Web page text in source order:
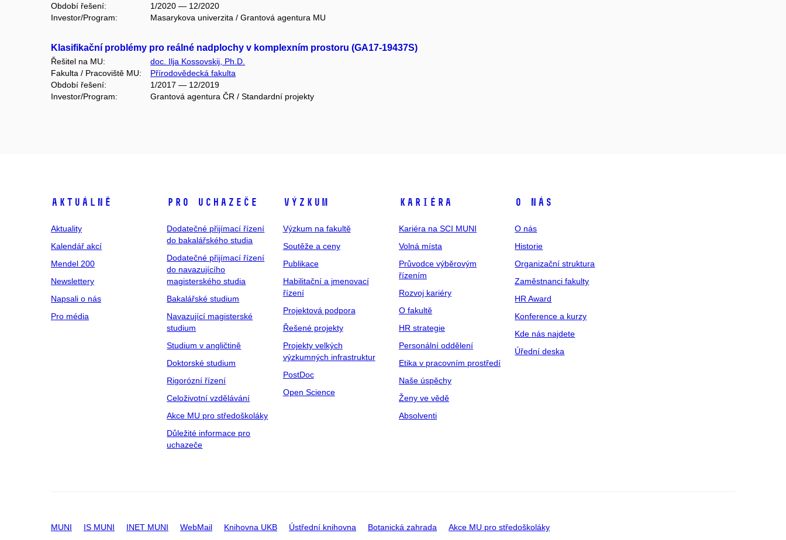
Období řešení:
1/2020 — 12/2020
Investor/Program:
Masarykova univerzita / Grantová agentura MU
Klasifikační problémy pro reálné nadplochy v komplexním prostoru (GA17-19437S)
Řešitel na MU:
doc. Ilja Kossovskij, Ph.D.
Fakulta / Pracoviště MU:
Přírodovědecká fakulta
Období řešení:
1/2017 — 12/2019
Investor/Program:
Grantová agentura ČR / Standardní projekty
Aktuálně
Aktuality
Kalendář akcí
Mendel 200
Newslettery
Napsali o nás
Pro média
Pro uchazeče
Dodatečné přijímací řízení
do bakalářského studia
Dodatečné přijímací řízení
do navazujícího
magisterského studia
Bakalářské studium
Navazující magisterské
studium
Studium v angličtině
Doktorské studium
Rigorózní řízení
Celoživotní vzdělávání
Akce MU pro středoškoláky
Důležité informace pro
uchazeče
Výzkum
Výzkum na fakultě
Soutěže a ceny
Publikace
Habilitační a jmenovací
řízení
Projektová podpora
Řešené projekty
Projekty velkých
výzkumných infrastruktur
PostDoc
Open Science
Kariéra
Kariéra na SCI MUNI
Volná místa
Průvodce výběrovým
řízením
Rozvoj kariéry
O fakultě
HR strategie
Personální oddělení
Etika v pracovním prostředí
Naše úspěchy
Ženy ve vědě
Absolventi
O nás
O nás
Historie
Organizační struktura
Zaměstnanci fakulty
HR Award
Konference a kurzy
Kde nás najdete
Úřední deska
MUNI IS MUNI INET MUNI WebMail Knihovna UKB Ústřední knihovna Botanická zahrada Akce MU pro středoškoláky